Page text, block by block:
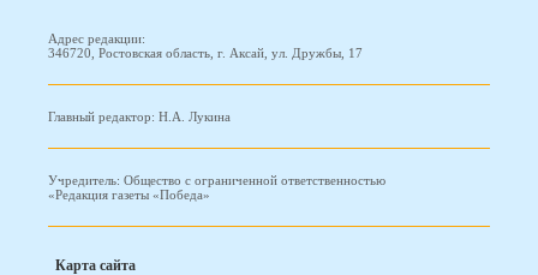
Адрес редакции:
346720, Ростовская область, г. Аксай, ул. Дружбы, 17
Главный редактор: Н.А. Лукина
Учредитель: Общество с ограниченной ответственностью
«Редакция газеты «Победа»
Карта сайта